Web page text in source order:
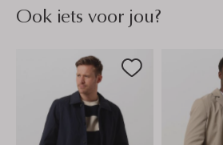
Ook iets voor jou?